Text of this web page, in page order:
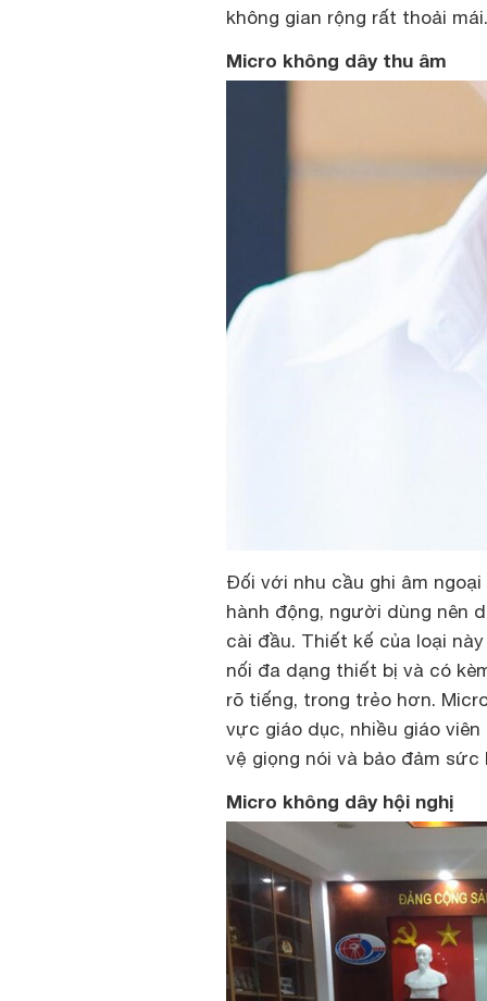
không gian rộng rất thoải mái.
Micro không dây thu âm
Đối với nhu cầu ghi âm
hành động, người dùng nên
cài đầu. Thiết kế của loại
nối đa dạng thiết bị và có
rõ tiếng, trong trẻo hơn.
vực giáo dục, nhiều giáo
vệ giọng nói và bảo đảm sức
Micro không dây hội nghị